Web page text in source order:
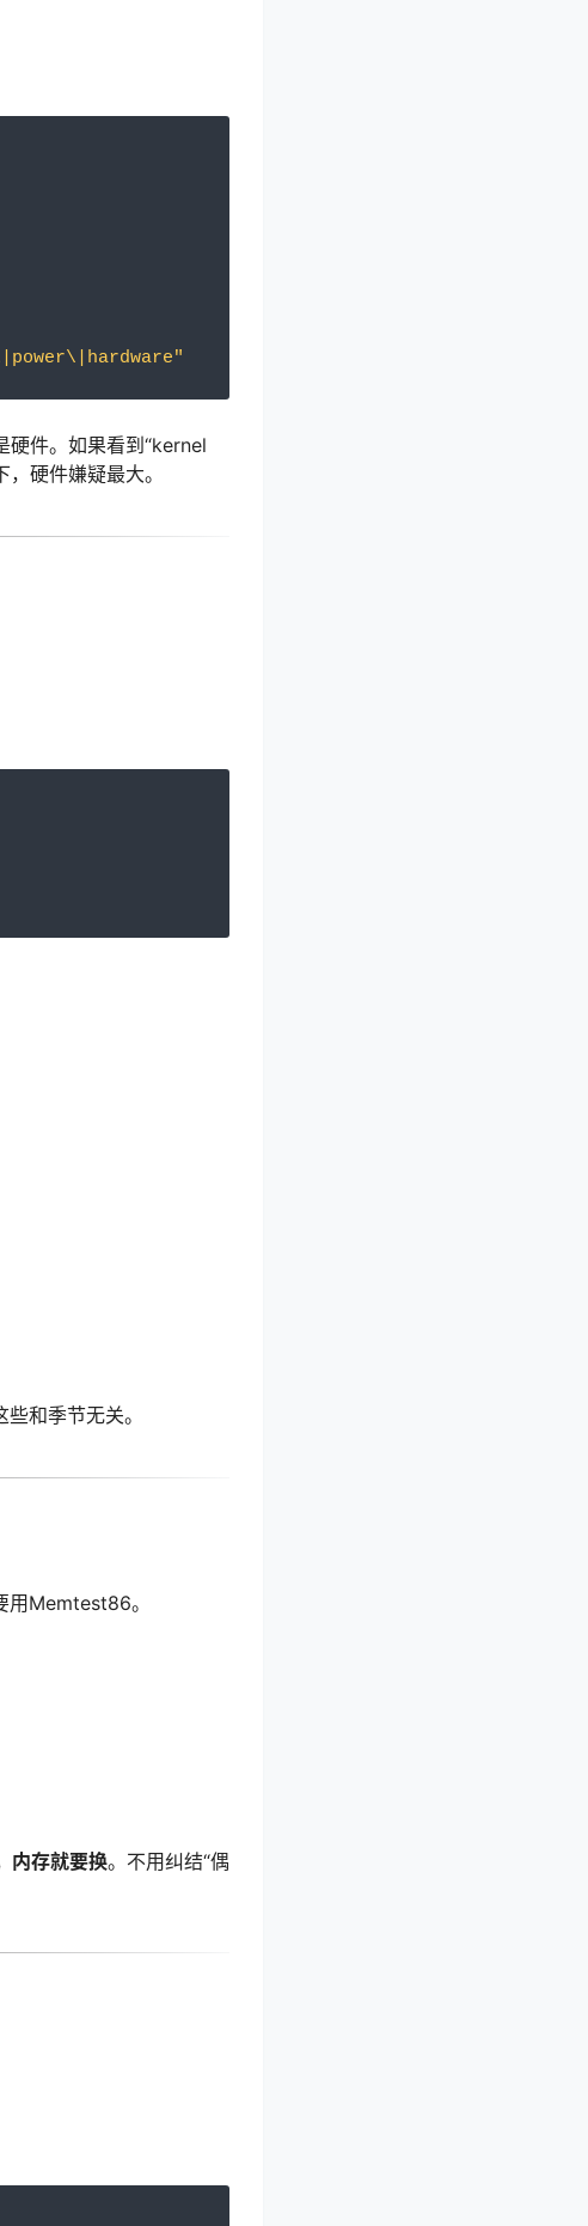
件。如果看到“kernel
硬件嫌疑最大。
和季节无关。
Memtest86。
内存就要换。不用纠结“偶